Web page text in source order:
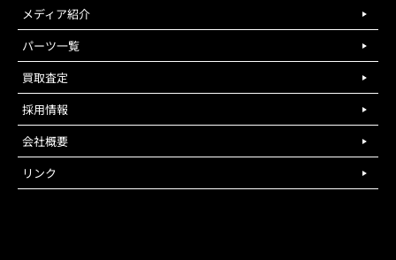
メディア紹介
パーツ一覧
買取査定
採用情報
会社概要
リンク